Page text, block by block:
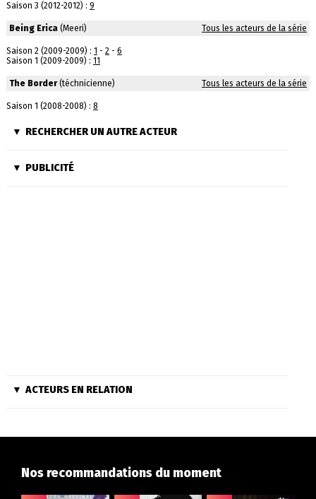
Saison 3 (2012-2012) : 9
Being Erica(Meeri) Tous les acteurs de la série
Saison 2 (2009-2009) : 1 - 2- 6
Saison 1 (2009-2009) : 11
The Border(téchnicienne) Tous les acteurs de la série
Saison 1 (2008-2008) : 8
RECHERCHER UN AUTRE ACTEUR
PUBLICITÉ
ACTEURS EN RELATION
Nos recommandations du moment